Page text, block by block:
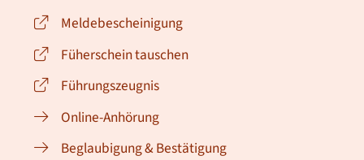
Meldebescheinigung
Füherschein tauschen
Führungszeugnis
Online-Anhörung
Beglaubigung & Bestätigung